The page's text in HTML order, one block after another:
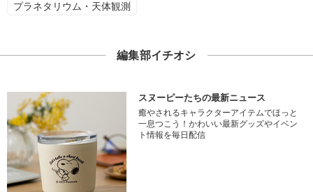
プラネタリウム・天体観測
編集部イチオシ
スヌーピーたちの最新ニュース
癒やされるキャラクターアイテムでほっと
一息つこう！かわいい最新グッズやイベン
ト情報を毎日配信